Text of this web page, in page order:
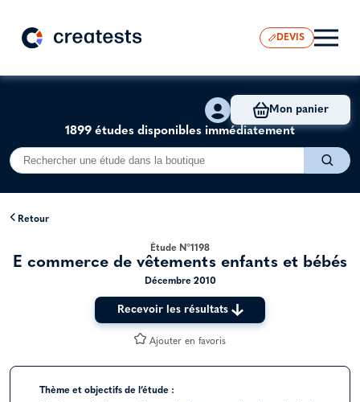
DEVIS
1899 études disponibles immédiatement
Mon panier
Retour
Étude N°1198
E commerce de vêtements enfants et bébés
Décembre 2010
Recevoir les résultats
Ajouter en favoris
Thème et objectifs de l’étude :